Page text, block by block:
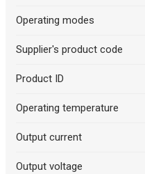
Operating modes
Supplier's product code
Product ID
Operating temperature
Output current
Output voltage